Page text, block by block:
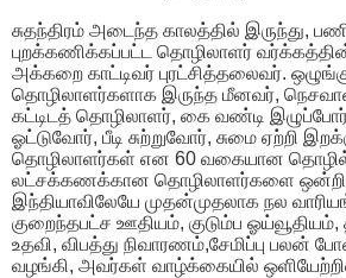
சுதந்திரம் அடைந்த காலத்தில் இருந்து, பணி
புறக்கணிக்கப்பட்ட தொழிலாளர்
அக்கறை காட்டிவர் புரட்சித்தலைவர்.
தொழிலாளர்களாக இருந்த மீனவர்,
கட்டிடத் தொழிலாளர், கை வண்டி
ஓட்டுவோர், பீடி சுற்றுவோர், சுமை ஏற்றி
தொழிலாளர்கள் என 60 வகையான
லட்சக்கணக்கான தொழிலாளர்களை
இந்தியாவிலேயே முதன்முதலாக நல
குறைந்தபட்ச ஊதியம், குடும்ப ஓய்வூதியம்,
உதவி, விபத்து நிவாரணம்,சேமிப்பு பலன்
வழங்கி, அவர்கள் வாழ்க்கையில்